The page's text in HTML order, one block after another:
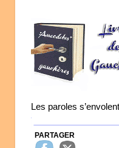
Les paroles
PARTAGER